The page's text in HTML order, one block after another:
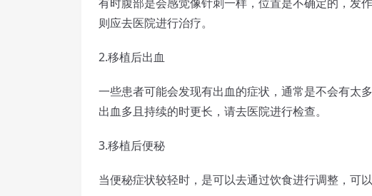
则应去医院进行治疗。
2.移植后出血
一些患者可能会发现有出血的症状，通常是不会有太
出血多且持续的时更长，请去医院进行检查。
3.移植后便秘
当便秘症状较轻时，是可以去通过饮食进行调整，可